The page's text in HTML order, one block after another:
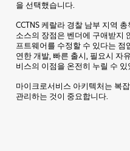
을 선택했습니다.
CCTNS 케랄라 경찰 남부 지역
소스의 장점은 벤더에 구애받지
프트웨어를 수정할 수 있다는 점
연한 개발, 빠른 출시, 필요시 자
비스의 이점을 온전히 누릴 수
마이크로서비스 아키텍처는 복
관리하는 것이 중요합니다.